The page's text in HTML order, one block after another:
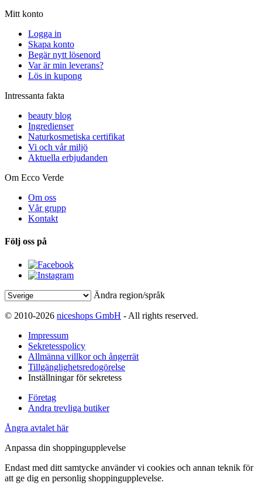
Mitt konto
Logga in
Skapa konto
Begär nytt lösenord
Var är min leverans?
Lös in kupong
Intressanta fakta
beauty blog
Ingredienser
Naturkosmetiska certifikat
Vi och vår miljö
Aktuella erbjudanden
Om Ecco Verde
Om oss
Vår grupp
Kontakt
Följ oss på
Ändra region/språk
© 2010-2026 niceshops GmbH - All rights reserved.
Impressum
Sekretesspolicy
Allmänna villkor och ångerrät
Tillgänglighetsredogörelse
Inställningar för sekretess
Företag
Andra trevliga butiker
Ångra avtalet här
Anpassa din shoppingupplevelse
Endast med ditt samtycke använder vi cookies och annan teknik för
att ge dig en personlig shoppingupplevelse.